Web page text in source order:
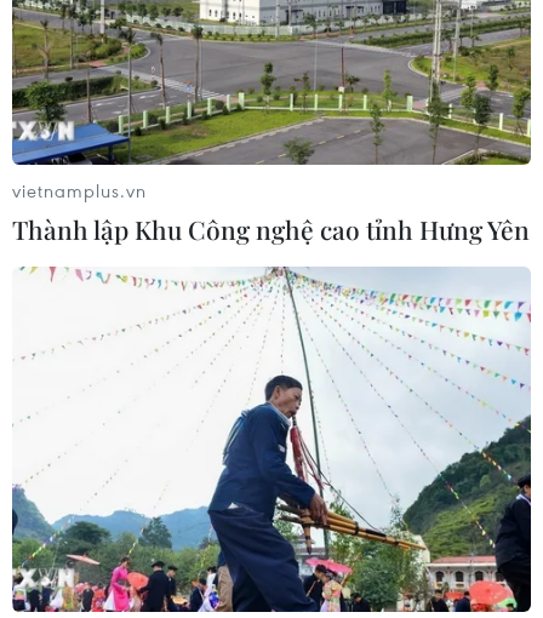
vietnamplus.vn
Thành lập Khu Công nghệ cao tỉnh Hưng Yên